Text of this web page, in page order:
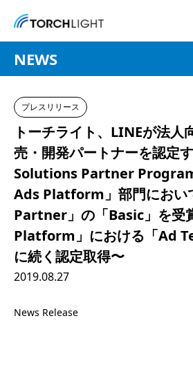
NEWS
プレスリリース
トーチライト、LINEが法人
売・開発パートナーを認定
Solutions Partner
Ads Platform」部門におい
Partner」の「Basic」を受
Platform」における「Ad
に続く認定取得〜
2019.08.27
News Release